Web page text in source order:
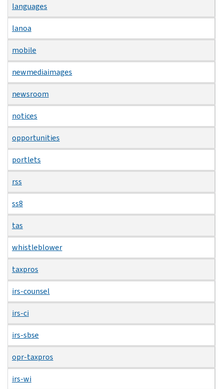
languages
lanoa
mobile
newmediaimages
newsroom
notices
opportunities
portlets
rss
ss8
tas
whistleblower
taxpros
irs-counsel
irs-ci
irs-sbse
opr-taxpros
irs-wi